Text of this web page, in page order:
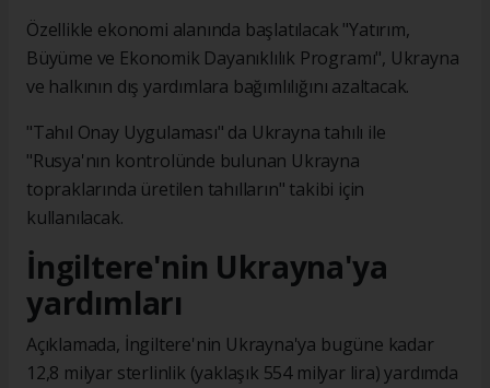
Özellikle ekonomi alanında başlatılacak "Yatırım,
Büyüme ve Ekonomik Dayanıklılık Programı", Ukrayna
ve halkının dış yardımlara bağımlılığını azaltacak.
"Tahıl Onay Uygulaması" da Ukrayna tahılı ile
"Rusya'nın kontrolünde bulunan Ukrayna
topraklarında üretilen tahılların" takibi için
kullanılacak.
İngiltere'nin Ukrayna'ya
yardımları
Açıklamada, İngiltere'nin Ukrayna'ya bugüne kadar
12,8 milyar sterlinlik (yaklaşık 554 milyar lira) yardımda